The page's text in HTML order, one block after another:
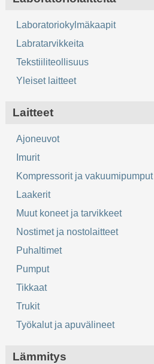
Laboratoriokylmäkaapit
Labratarvikkeita
Tekstiiliteollisuus
Yleiset laitteet
Laitteet
Ajoneuvot
Imurit
Kompressorit ja vakuumipumput
Laakerit
Muut koneet ja tarvikkeet
Nostimet ja nostolaitteet
Puhaltimet
Pumput
Tikkaat
Trukit
Työkalut ja apuvälineet
Lämmitys